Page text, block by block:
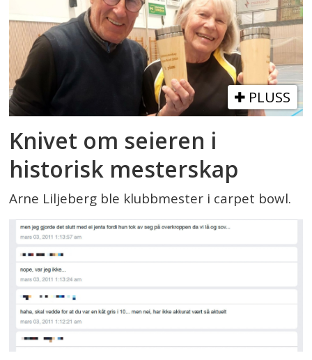
PLUSS
Knivet om seieren i
historisk mesterskap
Arne Liljeberg ble klubbmester i carpet bowl.